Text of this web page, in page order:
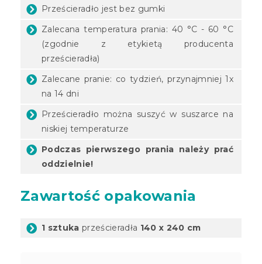
Prześcieradło jest bez gumki
Zalecana temperatura prania: 40 °C - 60 °C
(zgodnie z etykietą producenta
prześcieradła)
Zalecane pranie: co tydzień, przynajmniej 1x
na 14 dni
Prześcieradło można suszyć w suszarce na
niskiej temperaturze
Podczas pierwszego prania należy prać
oddzielnie!
Zawartość opakowania
1 sztuka prześcieradła 140 x 240 cm